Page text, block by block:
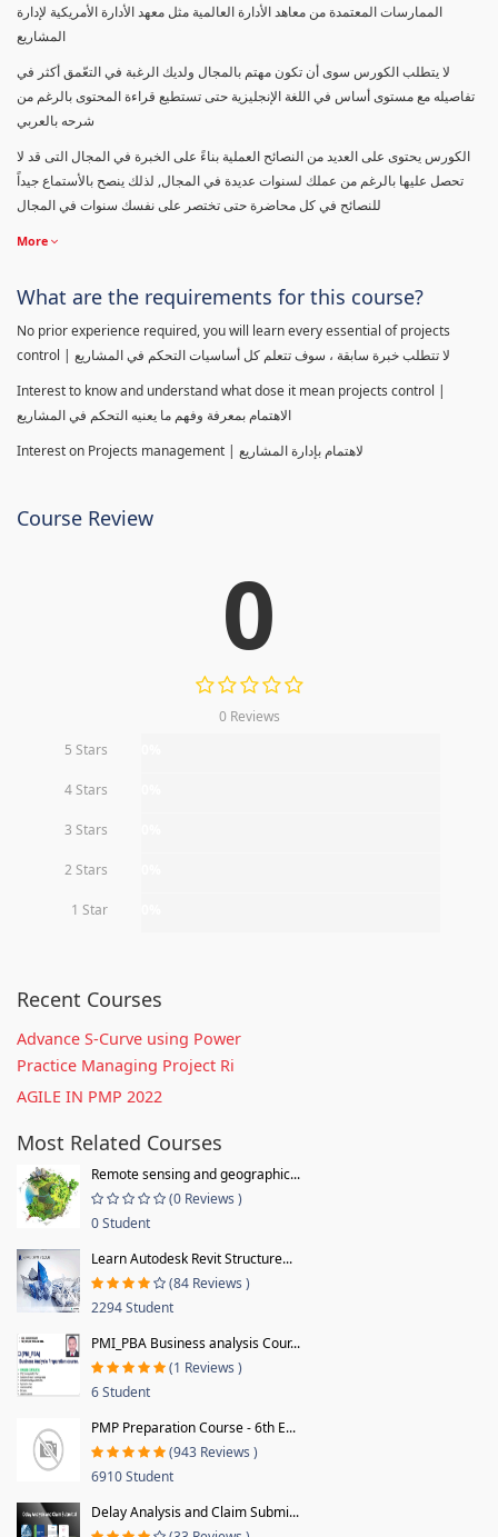
الممارسات المعتمدة من معاهد الأدارة العالمية مثل معهد الأدارة الأمريكية لإدارة
المشاريع
لا يتطلب الكورس سوى أن تكون مهتم بالمجال ولديك الرغبة في التعّمق أكثر في
تفاصيله مع مستوى أساس في اللغة الإنجليزية حتى تستطيع قراءة المحتوى بالرغم من
شرحه بالعربي
الكورس يحتوى على العديد من النصائح العملية بناءً على الخبرة في المجال التى قد لا
تحصل عليها بالرغم من عملك لسنوات عديدة في المجال, لذلك ينصح بالأستماع جيداً
للنصائح في كل محاضرة حتى تختصر على نفسك سنوات في المجال
More
What are the requirements for this course?
No prior experience required, you will learn every essential of projects
control | لا تتطلب خبرة سابقة ، سوف تتعلم كل أساسيات التحكم في المشاريع
Interest to know and understand what dose it mean projects control |
الاهتمام بمعرفة وفهم ما يعنيه التحكم في المشاريع
Interest on Projects management | لاهتمام بإدارة المشاريع
Course Review
0
0 Reviews
5 Stars
4 Stars
3 Stars
2 Stars
1 Star
Recent Courses
Advance S-Curve using Power
Practice Managing Project Ri
AGILE IN PMP 2022
Most Related Courses
Remote sensing and geographic...
(0 Reviews )
0 Student
Learn Autodesk Revit Structure...
(84 Reviews )
2294 Student
PMI_PBA Business analysis Cour...
(1 Reviews )
6 Student
PMP Preparation Course - 6th E...
(943 Reviews )
6910 Student
Delay Analysis and Claim Submi...